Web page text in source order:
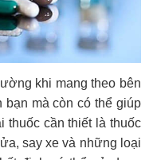
khi mang theo bên
bạn mà còn có thể giúp
thuốc cần thiết là thuốc
say xe và những loại